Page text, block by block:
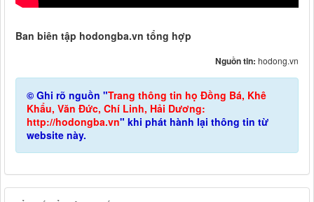
Ban biên tập hodongba.vn tổng hợp
Nguồn tin: hodong.vn
© Ghi rõ nguồn "Trang thông tin họ Đồng Bá, Khê
Khẩu, Văn Đức, Chí Linh, Hải Dương:
http://hodongba.vn" khi phát hành lại thông tin từ
website này.